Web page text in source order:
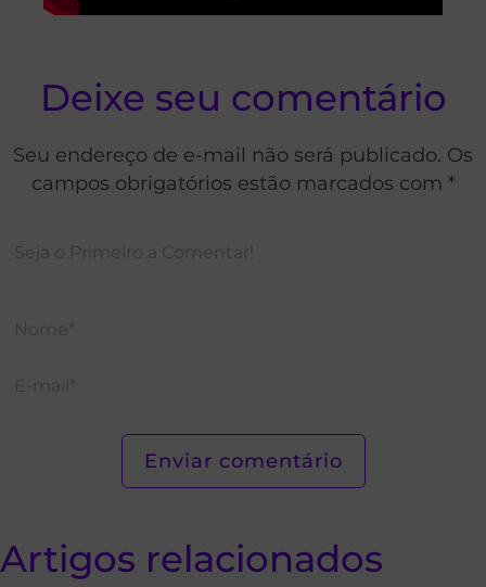
Deixe seu comentário
Seu endereço de e-mail não será publicado. Os
campos obrigatórios estão marcados com *
Artigos relacionados